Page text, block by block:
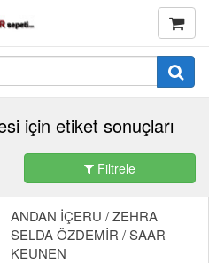
için etiket sonuçları
Filtrele
ANDAN İÇERU / ZEHRA
SELDA ÖZDEMİR / SAAR
KEUNEN